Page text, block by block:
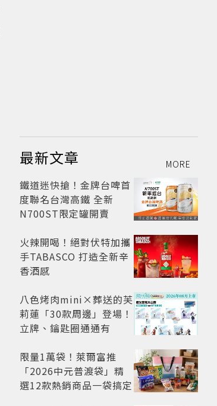
最新文章 MORE
鐵道迷快搶！金牌台啤首
度聯名台灣高鐵 全新
N700ST限定罐開賣
火辣開喝！絕對伏特加攜
手TABASCO 打造全新辛
香酒感
八色烤肉mini×葬送的芙
莉蓮「30款周邊」登場！
立牌、鑰匙圈通通有
限量1萬袋！萊爾富推
「2026中元普渡袋」精
選12款熱銷商品一袋搞定